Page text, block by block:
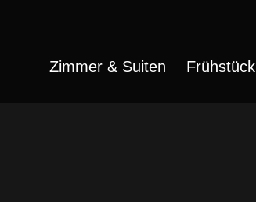
Zimmer & Suiten Frühstück